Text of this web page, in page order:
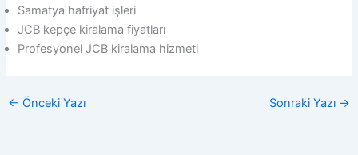
Samatya hafriyat işleri
JCB kepçe kiralama fiyatları
Profesyonel JCB kiralama hizmeti
← Önceki Yazı Sonraki Yazı →